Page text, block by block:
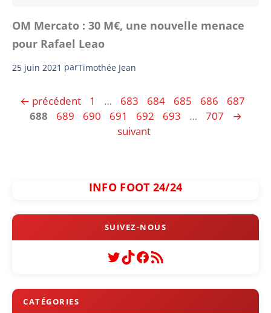
OM Mercato : 30 M€, une nouvelle menace
pour Rafael Leao
25 juin 2021 parTimothée Jean
← précédent Page
1 … Page
683 Page
684 Page
685 Page
686 Page
687
688
Page
689 Page
690 Page
691 Page
692 Page
693 … Page
707
→
suivant
INFO FOOT 24/24
Twitter
TikTok
Facebook
Flux RSS